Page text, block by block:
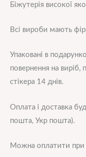
Біжутерія високої
Всі вироби мають
Упаковані в
повернення на
стікера 14 днів.
Оплата і доставка
пошта, Укр пошта).
Можна оплатити при